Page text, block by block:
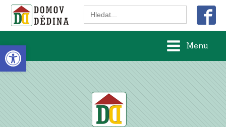
Open toolbar
Search
for:
Menu